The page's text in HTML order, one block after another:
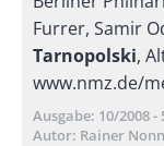
Furrer, Samir
Tarnopolski,
www.nmz.de/
Ausgabe 10/2008 -
Autor Rainer